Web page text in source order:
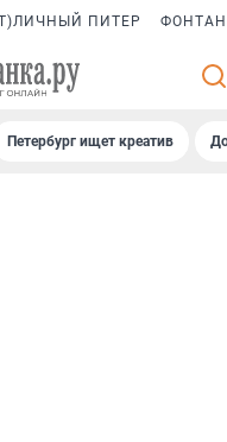
ПИТЕР
Петербург ищет креатив